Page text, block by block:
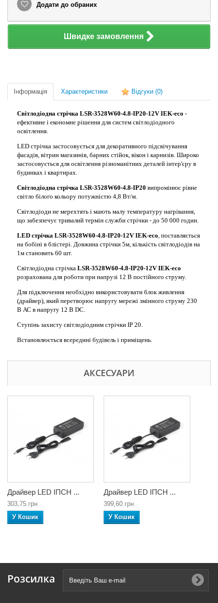
Додати до обраних
Швидке замовлення
Інформація Характеристики Відгуки (0)
Світлодіодна стрічка LSR-3528W60-4.8-IP20-12V IEK-eco -
ефективне і економне рішення для систем світлодіодного
освітлення.
LED стрічка застосовується для декоративного підсвічування
фасадів, вітрин магазинів, барних стійок, вікон і карнизів. Широко
застосовується для освітлення різноманітних деталей інтер'єру в
будинках і квартирах.
Світлодіодна стрічка LSR-3528W60-4.8-IP20 випромінює рівне
світло білого кольору потужністю 4,8 Вт/м.
Світлодіоди не мерехтять і мають малу температуру нагрівання,
що забезпечує тривалий термін служби стрічки - до 50 000 годин.
LED стрічка LSR-3528W60-4.8-IP20-12V IEK-eco, поставляється
на бобіні в блістері. Довжина стрічки 5м, кількість світлодіодів на
1м становить 60 шт.
Світлодіодна стрічка LSR-3528W60-4.8-IP20-12V IEK-eco
розрахована для роботи при напрузі 12 В постійного струму.
Для підключення необхідно використовувати блок живлення
(драйвер), який перетворює напругу мережі змінного струму 230
В АС в напругу 12 В DC.
Ступінь захисту світлодіодним стрічки IP 20.
Встановлюється всередині будівель і приміщень.
АКСЕСУАРИ
Драйвер LED ІПСН ...
303,75 грн
У Кошик
Драйвер LED ІПСН ...
399,60 грн
У Кошик
Розсилка